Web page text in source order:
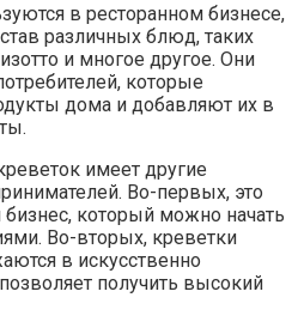
в ресторанном бизнесе,
различных блюд, таких
и многое другое. Они
которые
дома и добавляют их в
имеет другие
Во-первых, это
который можно начать
Во-вторых, креветки
в искусственно
получить высокий